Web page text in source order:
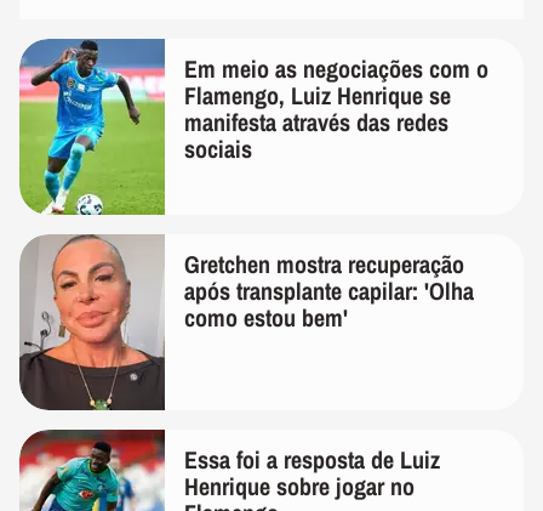
Em meio as negociações com o
Flamengo, Luiz Henrique se
manifesta através das redes
sociais
Gretchen mostra recuperação
após transplante capilar: 'Olha
como estou bem'
Essa foi a resposta de Luiz
Henrique sobre jogar no